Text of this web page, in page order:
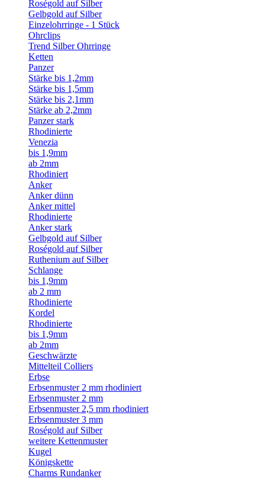
Roségold auf Silber
Gelbgold auf Silber
Einzelohrringe - 1 Stück
Ohrclips
Trend Silber Ohrringe
Ketten
Panzer
Stärke bis 1,2mm
Stärke bis 1,5mm
Stärke bis 2,1mm
Stärke ab 2,2mm
Panzer stark
Rhodinierte
Venezia
bis 1,9mm
ab 2mm
Rhodiniert
Anker
Anker dünn
Anker mittel
Rhodinierte
Anker stark
Gelbgold auf Silber
Roségold auf Silber
Ruthenium auf Silber
Schlange
bis 1,9mm
ab 2 mm
Rhodinierte
Kordel
Rhodinierte
bis 1,9mm
ab 2mm
Geschwärzte
Mittelteil Colliers
Erbse
Erbsenmuster 2 mm rhodiniert
Erbsenmuster 2 mm
Erbsenmuster 2,5 mm rhodiniert
Erbsenmuster 3 mm
Roségold auf Silber
weitere Kettenmuster
Kugel
Königskette
Charms Rundanker